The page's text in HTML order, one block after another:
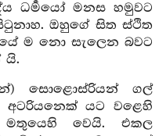
ධර්‍මයෝ මනස හමුවට
ඔහුගේ සිත ස්ථිත
ම නො සැලෙන බවට
යි.
සොළොස්රියන් ගල්
අටරියනෙක් යට වළෙහි
වෙයි. එකල